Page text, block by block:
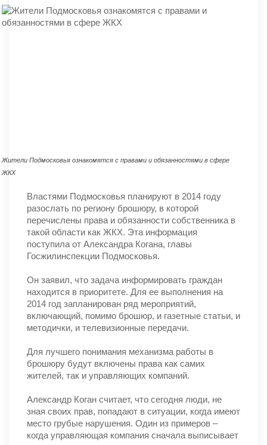
Жители Подмосковья ознакомятся с правами и обязанностями в сфере
ЖКХ
Властями Подмосковья планируют в 2014 году
разослать по региону брошюру, в которой
перечислены права и обязанности собственника в
такой области как ЖКХ. Эта информация
поступила от Александра Когана, главы
Госжилинспекции Подмосковья.
Он заявил, что задача информировать граждан
находится в приоритете. Для ее выполнения на
2014 год запланирован ряд мероприятий,
включающий, помимо брошюр, и газетные статьи, и
методички, и телевизионные передачи.
Для лучшего понимания механизма работы в
брошюру будут включены права как самих
жителей, так и управляющих компаний.
Александр Коган считает, что сегодня люди, не
зная своих прав, попадают в ситуации, когда имеют
место грубые нарушения. Один из примеров –
когда управляющая компания сначала выписывает